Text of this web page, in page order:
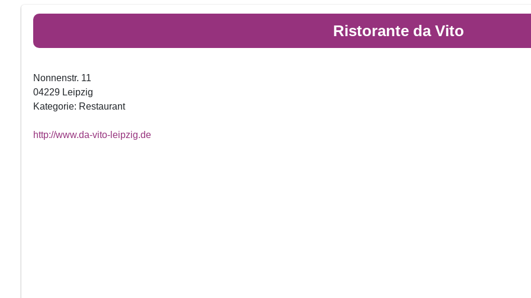
Ristorante da Vito
Nonnenstr. 11
04229 Leipzig
Kategorie: Restaurant
http://www.da-vito-leipzig.de